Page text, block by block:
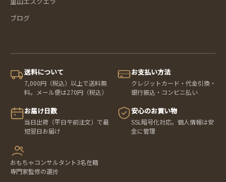
ブログ
送料について
7,000円（税込）以上で送料無
料。メール便は270円（税込）
お支払い方法
クレジットカード・代金引換・
銀行振込・コンビニ払い
お届け日数
当日出荷（平日午前注文）で最
短翌日お届け
安心のお買い物
SSL暗号化対応。個人情報は安
全に管理
おもちゃコンサルタント3名在籍
専門家監修の選抟